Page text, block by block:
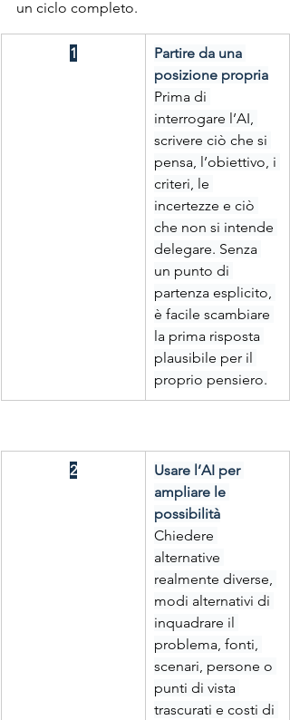
un ciclo completo.
1
Partire da una
posizione propria
Prima di
interrogare l’AI,
scrivere ciò che si
pensa, l’obiettivo, i
criteri, le
incertezze e ciò
che non si intende
delegare. Senza
un punto di
partenza esplicito,
è facile scambiare
la prima risposta
plausibile per il
proprio pensiero.
2
Usare l’AI per
ampliare le
possibilità
Chiedere
alternative
realmente diverse,
modi alternativi di
inquadrare il
problema, fonti,
scenari, persone o
punti di vista
trascurati e costi di